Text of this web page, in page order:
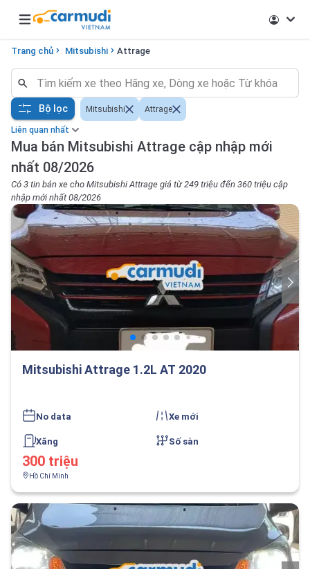
Open main menu
Trang chủ Mitsubishi Attrage
Liên quan nhất
Mua bán Mitsubishi Attrage cập nhập mới
nhất 08/2026
Có 3 tin bán xe cho Mitsubishi Attrage giá từ 249 triệu đến 360 triệu cập
nhập mới nhất 08/2026
Bộ lọc Mitsubishi Attrage
Mitsubishi Attrage 1.2L AT 2020
No data Xe mới
Xăng Số sàn
300 triệu
Hồ Chí Minh